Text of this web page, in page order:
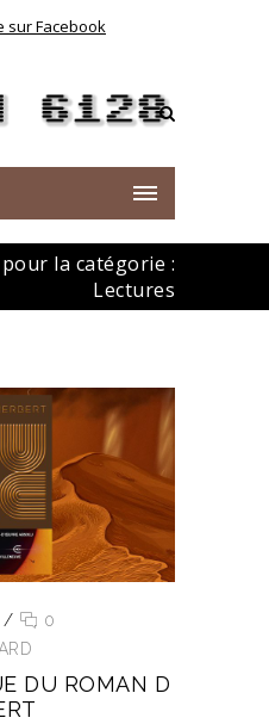
sur Facebook
la catégorie :
Lectures
/
0
DU ROMAN D